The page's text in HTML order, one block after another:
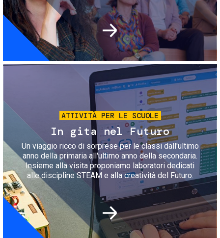
Immagine
ATTIVITÀ PER LE SCUOLE
In gita nel Futuro
Un viaggio ricco di sorprese per le classi dall'ultimo
anno della primaria all'ultimo anno della secondaria.
Insieme alla visita proponiamo laboratori dedicati
alle discipline STEAM e alla creatività del Futuro.